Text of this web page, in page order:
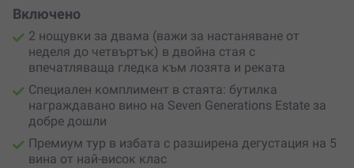
Включено
2 нощувки за двама (важи за настаняване от
неделя до четвъртък) в двойна стая с
впечатляваща гледка към лозята и реката
Специален комплимент в стаята: бутилка
награждавано вино на Seven Generations Estate за
добре дошли
Премиум тур в избата с разширена дегустация на 5
вина от най-висок клас